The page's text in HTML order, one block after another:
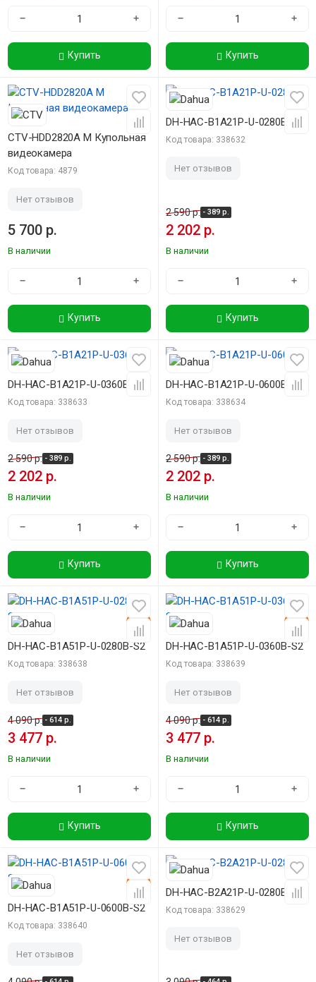
− +
Купить
− +
Купить
CTV-HDD2820A M Купольная
видеокамера
Код товара: 4879
Нет отзывов
5 700 р.
В наличии
− +
Купить
-15%
DH-HAC-B1A21P-U-0280B
Код товара: 338632
Нет отзывов
2 590 р. - 389 р.
2 202 р.
В наличии
− +
Купить
-15%
DH-HAC-B1A21P-U-0360B
Код товара: 338633
Нет отзывов
2 590 р. - 389 р.
2 202 р.
В наличии
− +
Купить
-15%
DH-HAC-B1A21P-U-0600B
Код товара: 338634
Нет отзывов
2 590 р. - 389 р.
2 202 р.
В наличии
− +
Купить
DH-HAC-B1A51P-U-0280B-S2
Код товара: 338638
Нет отзывов
4 090 р. - 614 р.
3 477 р.
В наличии
− +
Купить
DH-HAC-B1A51P-U-0360B-S2
Код товара: 338639
Нет отзывов
4 090 р. - 614 р.
3 477 р.
В наличии
− +
Купить
DH-HAC-B1A51P-U-0600B-S2
Код товара: 338640
Нет отзывов
-15%
DH-HAC-B2A21P-U-0280B
Код товара: 338629
Нет отзывов